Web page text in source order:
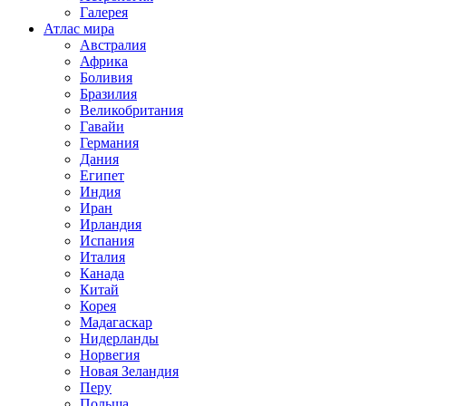
Галерея
Атлас мира
Австралия
Африка
Боливия
Бразилия
Великобритания
Гавайи
Германия
Дания
Египет
Индия
Иран
Ирландия
Испания
Италия
Канада
Китай
Корея
Мадагаскар
Нидерланды
Норвегия
Новая Зеландия
Перу